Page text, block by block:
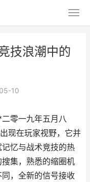
技浪潮中的
10
零一九年五月八
现在玩家视野，它并
忆与战术竞技的热
集，熟悉的缩圈机
，全新的信号接收